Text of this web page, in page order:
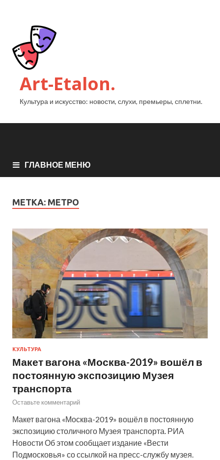
Art-Etalon.
Культура и искусство: новости, слухи, премьеры, сплетни.
ГЛАВНОЕ МЕНЮ
МЕТКА: МЕТРО
КУЛЬТУРА
Макет вагона «Москва-2019» вошёл в
постоянную экспозицию Музея
транспорта
Оставьте комментарий
Макет вагона «Москва-2019» вошёл в постоянную
экспозицию столичного Музея транспорта. РИА
Новости Об этом сообщает издание «Вести
Подмосковья» со ссылкой на пресс-службу музея.